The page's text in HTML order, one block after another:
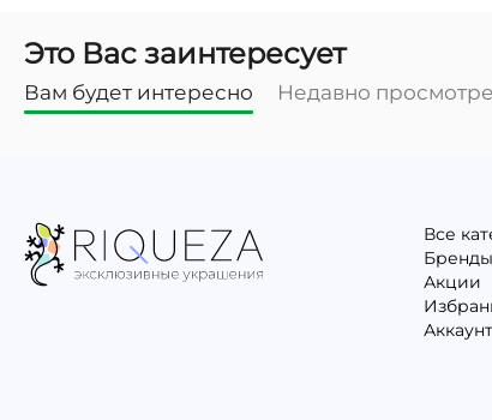
Это Вас заинтересует
Вам будет интересно Недавно
Все
Бренды
Акции
Аккаунт